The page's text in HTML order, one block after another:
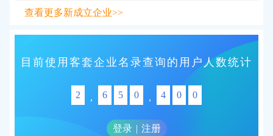
查看更多新成立企业>>
目前使用客套企业名录查询的用户人数统计
2 , 6 5 0 , 4 0 0
登录 | 注册